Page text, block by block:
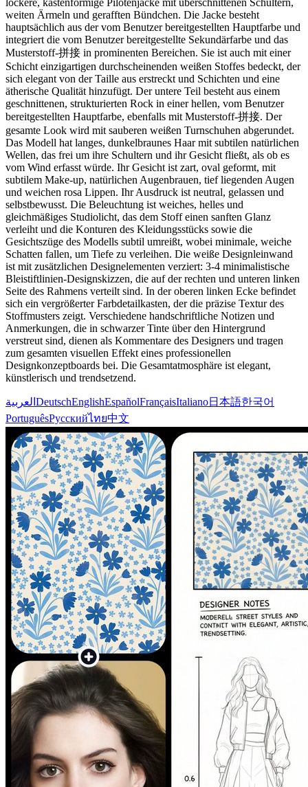
lockere, kastenförmige Pilotenjacke mit überschnittenen Schultern,
weiten Ärmeln und gerafften Bündchen. Die Jacke besteht
hauptsächlich aus der vom Benutzer bereitgestellten Hauptfarbe und
integriert die vom Benutzer bereitgestellte Sekundärfarbe und das
Musterstoff-拼接 in prominenten Bereichen. Sie ist auch mit einer
Schicht einzigartigen durchscheinenden weißen Stoffes bedeckt, der
sich elegant von der Taille aus erstreckt und Schichten und eine
ätherische Qualität hinzufügt. Der untere Teil besteht aus einem
geschnittenen, strukturierten Rock in einer hellen, vom Benutzer
bereitgestellten Hauptfarbe, ebenfalls mit Musterstoff-拼接. Der
gesamte Look wird mit sauberen weißen Turnschuhen abgerundet.
Das Modell hat langes, dunkelbraunes Haar mit subtilen natürlichen
Wellen, das frei um ihre Schultern und ihr Gesicht fließt, als ob es
vom Wind erfasst würde. Ihr Gesicht ist zart, oval geformt, mit
subtilem Make-up, natürlichen Augenbrauen, tief liegenden Augen
und weichen rosa Lippen. Ihr Ausdruck ist neutral, gelassen und
selbstbewusst. Die Beleuchtung ist weiches, helles und
gleichmäßiges Studiolicht, das dem Stoff einen sanften Glanz
verleiht und die Konturen des Kleidungsstücks sowie die
Gesichtszüge des Modells subtil umreißt, wobei minimale, weiche
Schatten fallen, um Tiefe zu verleihen. Die weiße Designleinwand
ist mit zusätzlichen Designelementen verziert: 3-4 minimalistische
Bleistiftlinien-Designskizzen, die auf der rechten und unteren linken
Seite des Rahmens verteilt sind. In der oberen linken Ecke befindet
sich ein vergrößerter Farbdetailkasten, der die präzise Textur des
Stoffmusters zeigt. Verschiedene handschriftliche Notizen und
Anmerkungen, die in schwarzer Tinte über den Hintergrund
verstreut sind, dienen als Kommentare des Designers und tragen
zum gesamten visuellen Effekt eines professionellen
Designkonzeptboards bei. Die Gesamtatmosphäre ist elegant,
künstlerisch und trendsetzend.
العربية DeutschEnglishEspañolFrançaisItaliano日本語한국어
PortuguêsРусскийไทย中文